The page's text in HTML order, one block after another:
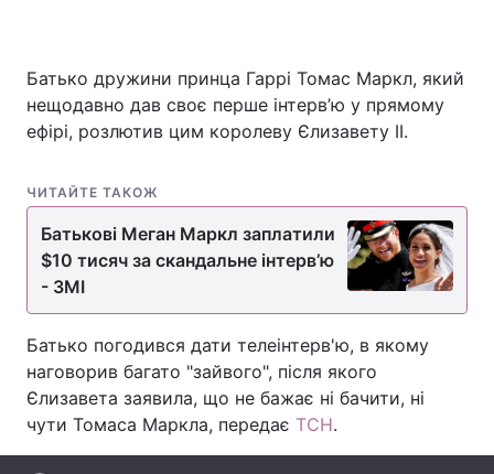
Головна Війна
Україна Політика
Економіка
Спорт Наука
Техно і зв'язок
Зброя Інциденти
Здоров'я Туризм
Цікавинки Погода
Батько дружини принца Гаррі Томас Маркл, який
нещодавно дав своє перше інтерв’ю у прямому
ефірі, розлютив цим королеву Єлизавету ІІ.
ЧИТАЙТЕ ТАКОЖ
Батькові Меган Маркл заплатили
$10 тисяч за скандальне інтерв’ю
- ЗМІ
Батько погодився дати телеінтерв'ю, в якому
наговорив багато "зайвого", після якого
Єлизавета заявила, що не бажає ні бачити, ні
чути Томаса Маркла, передає ТСН.